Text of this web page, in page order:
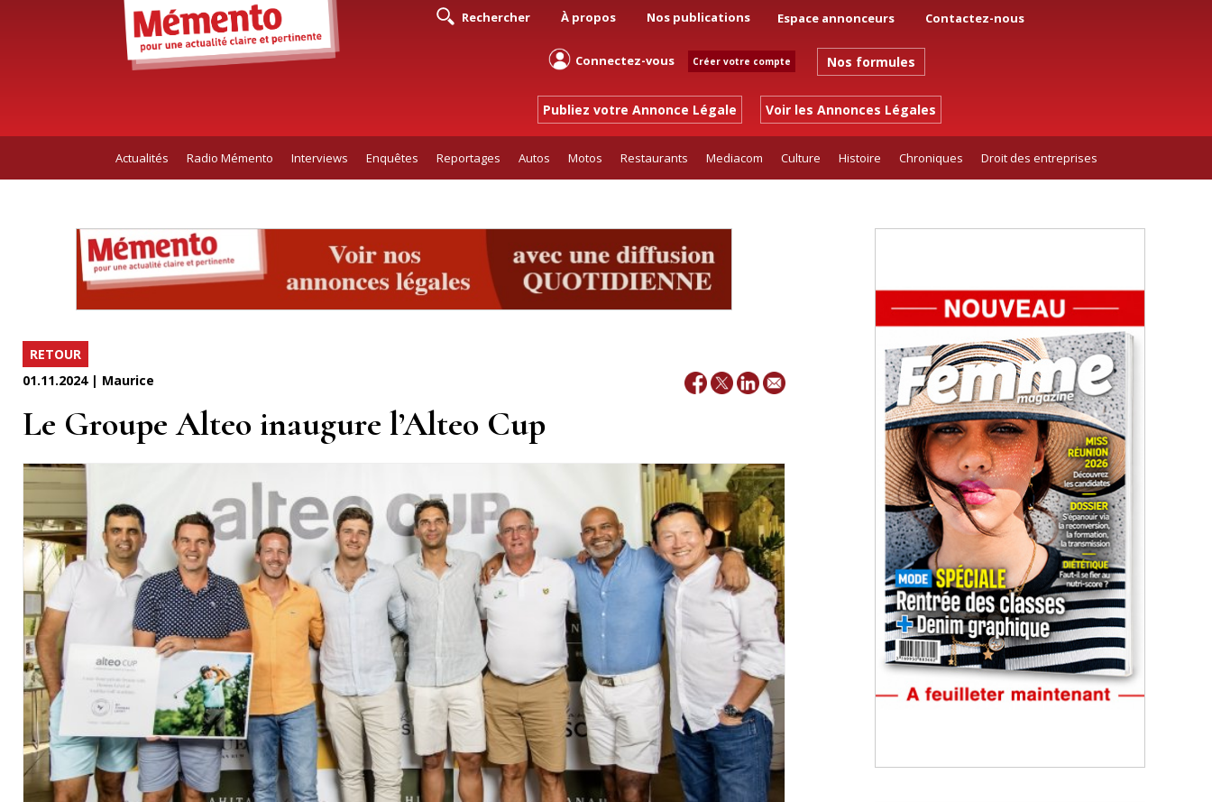
Rechercher À propos Nos publications Espace annonceurs Contactez-nous
Connectez-vous Créer votre compte Nos formules
Publiez votre Annonce Légale Voir les Annonces Légales
Actualités Radio Mémento Interviews Enquêtes Reportages Autos Motos Restaurants Mediacom Culture Histoire Chroniques Droit des entreprises
RETOUR
01.11.2024 | Maurice
Le Groupe Alteo inaugure l’Alteo Cup